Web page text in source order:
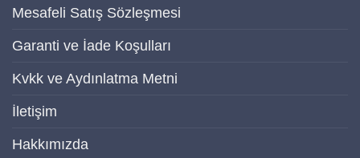
Mesafeli Satış Sözleşmesi
Garanti ve İade Koşulları
Kvkk ve Aydınlatma Metni
İletişim
Hakkımızda